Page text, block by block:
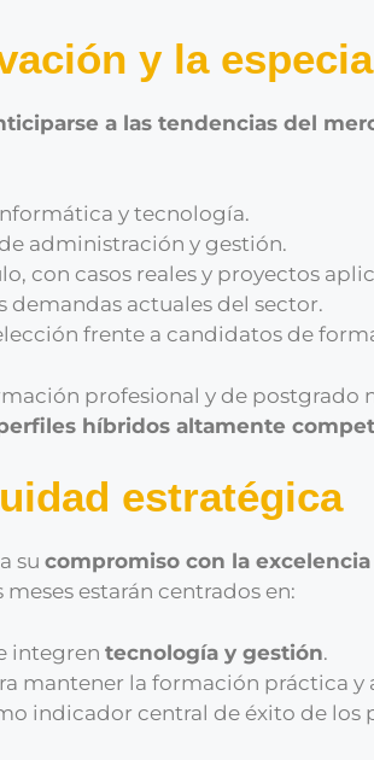
y la
a las tendencias del
y tecnología.
administración y gestión.
con casos reales y proyectos
actuales del sector.
frente a candidatos de
profesional y de postgrado
híbridos altamente
estratégica
su compromiso con la
meses estarán centrados en:
integren tecnología y gestión.
mantener la formación práctica y
indicador central de éxito de los